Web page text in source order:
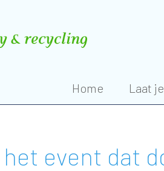
Home Laat
event dat